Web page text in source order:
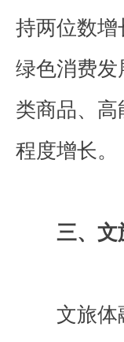
持两位数
绿色消费
类商品、
程度增长。
三、文
文旅体